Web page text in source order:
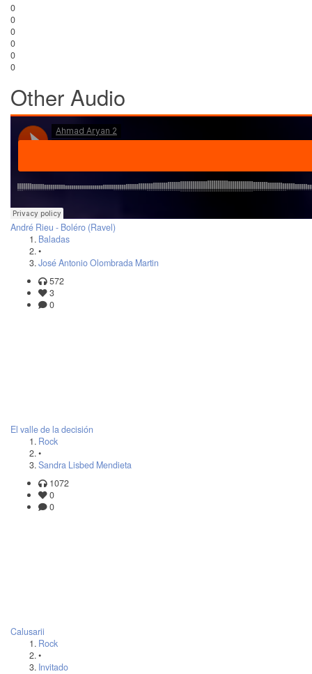
0
0
0
0
0
0
Other Audio
André Rieu - Boléro (Ravel)
Baladas
•
José Antonio Olombrada Martin
572
3
0
El valle de la decisión
Rock
•
Sandra Lisbed Mendieta
1072
0
0
Calusarii
Rock
•
Invitado